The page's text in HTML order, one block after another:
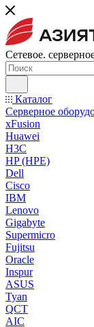
Сетевое.
Каталог
Серверное
xFusion
Huawei
H3C
HP (HPE)
Dell
Cisco
IBM
Lenovo
Gigabyte
Supermicro
Fujitsu
Oracle
Inspur
ASUS
Tyan
QCT
AIC